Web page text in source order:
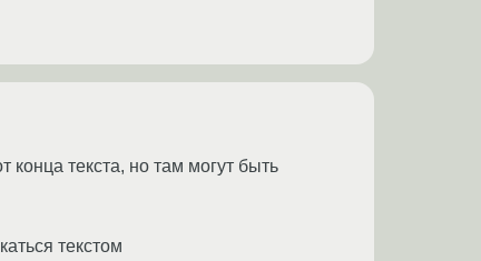
текста, но там могут быть
текстом